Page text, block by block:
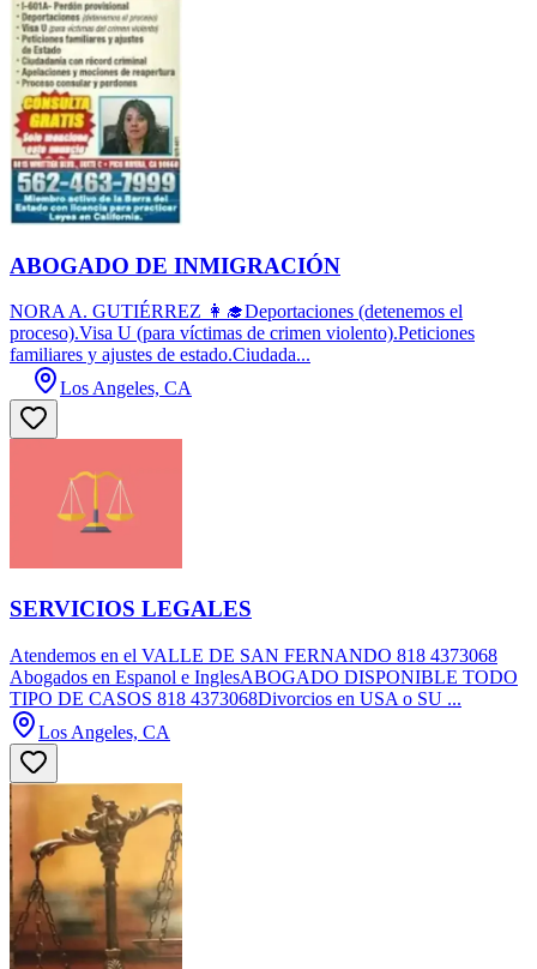
ABOGADO DE INMIGRACIÓN
NORA A. GUTIÉRREZ 👩‍🎓Deportaciones (detenemos el
proceso).Visa U (para víctimas de crimen violento).Peticiones
familiares y ajustes de estado.Ciudada...
Los Angeles, CA
SERVICIOS LEGALES
Atendemos en el VALLE DE SAN FERNANDO 818 4373068
Abogados en Espanol e InglesABOGADO DISPONIBLE TODO
TIPO DE CASOS 818 4373068Divorcios en USA o SU ...
Los Angeles, CA